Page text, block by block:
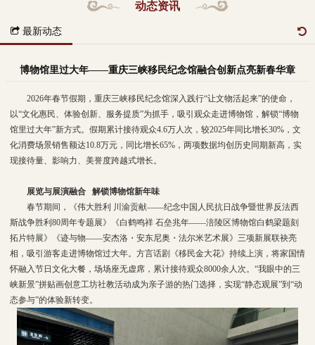
动态资讯
最新动态
博物馆里过大年——重庆三峡移民纪念馆融合创新点亮新春华章
2026年春节假期，重庆三峡移民纪念馆深入践行“让文物活起来”的使命，
以“文化惠民、体验创新、服务提质”为抓手，吸引观众走进博物馆，解锁“博物
馆里过大年”新方式。假期累计接待观众4.6万人次，较2025年同比增长30%，文
化消费场景销售额达10.8万元，同比增长65%，两项数据均创历史同期新高，实
现接待量、影响力、美誉度跨越式增长。
展览与展演融合 解锁博物馆新年味
春节期间，《伟大胜利 川渝贡献——纪念中国人民抗日战争暨世界反法西
斯战争胜利80周年专题展》《白鹤鸣祥 石垒兆年——涪陵区博物馆白鹤梁题刻
拓片特展》《迹与物——安杰洛・安东尼奥・法尔米艺术展》三项新展联袂亮
相，吸引游客走进博物馆过大年。方言话剧《移民金大花》持续上演，将家国情
怀融入节日文化大餐，场场座无虚席，累计接待观众8000余人次。“我眼中的三
峡新景”拼贴画创意工坊社教活动成为亲子游的热门选择，实现“静态观展”到“动
态参与”的体验新转变。